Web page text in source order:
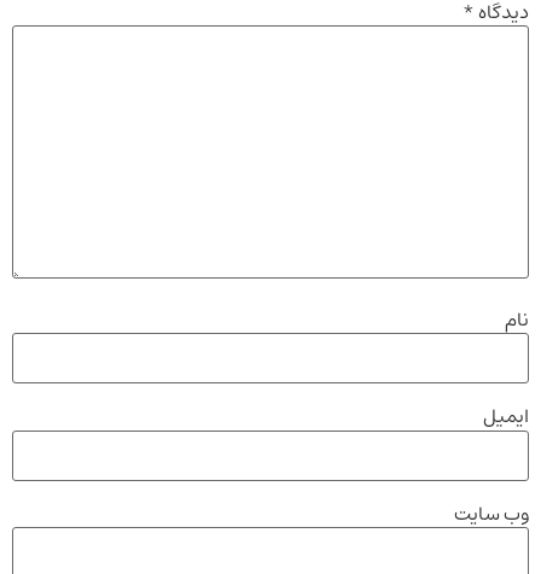
دیدگاه*
نام
ایمیل
وب‌ سایت